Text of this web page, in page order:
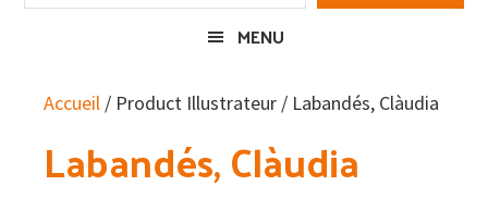
MENU
Accueil / Product Illustrateur / Labandés, Clàudia
Labandés, Clàudia